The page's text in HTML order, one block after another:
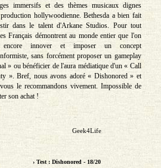
immersifs et des thèmes musicaux dignes
hollywoodienne. Bethesda a bien fait
dans le talent d'Arkane Studios. Pour tout
Français démontrent au monde entier que l'on
encore innover et imposer un concept
sans forcément proposer un gameplay
» ou bénéficier de l'aura médiatique d'un « Call
». Bref, nous avons adoré « Dishonored » et
le recommandons vivement. Impossible de
son achat !
Geek4Life
› Test : Dishonored - 18/20